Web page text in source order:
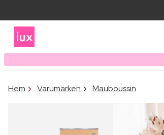
Hem Varumärken Mauboussin